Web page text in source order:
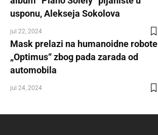
usponu, Alekseja Sokolova
jul 22, 2024
Mask prelazi na humanoidne robote
„Optimus“ zbog pada zarada od
automobila
jul 24, 2024